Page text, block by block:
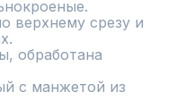
обработана
с манжетой из